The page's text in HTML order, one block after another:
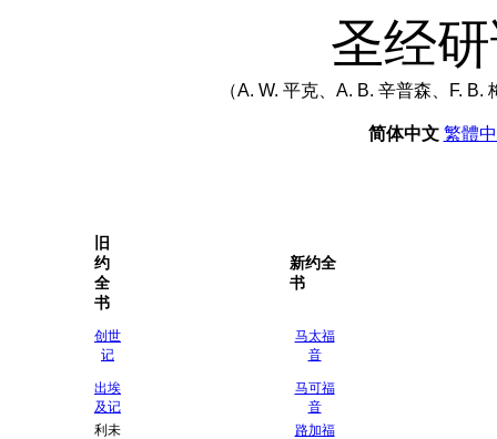
圣经
（A. W. 平克、A. B. 辛普森、F.
简体中文 繁體
旧
约
全
书
新约全
书
创世
记
马太福
音
出埃
及记
马可福
音
利未
路加福